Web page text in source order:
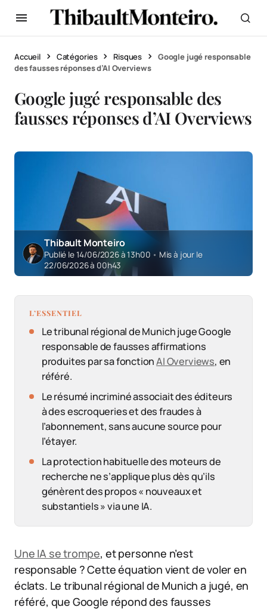
Accueil Catégories Risques
Google jugé responsable
des fausses réponses d’AI Overviews
Google jugé responsable des
fausses réponses d’AI Overviews
Thibault Monteiro
Publié le 14/06/2026 à 13h00 • Mis à jour le
22/06/2026 à 00h43
L’ESSENTIEL
Le tribunal régional de Munich juge Google
responsable de fausses affirmations
produites par sa fonctionAI Overviews, en
référé.
Le résumé incriminé associait des éditeurs
à des escroqueries et des fraudes à
l’abonnement, sans aucune source pour
l’étayer.
La protection habituelle des moteurs de
recherche ne s’applique plus dès qu’ils
génèrent des propos « nouveaux et
substantiels » via une IA.
Une IA se trompe, et personne n’est
responsable ? Cette équation vient de voler en
éclats. Le tribunal régional de Munich a jugé, en
référé, que Google répond des fausses